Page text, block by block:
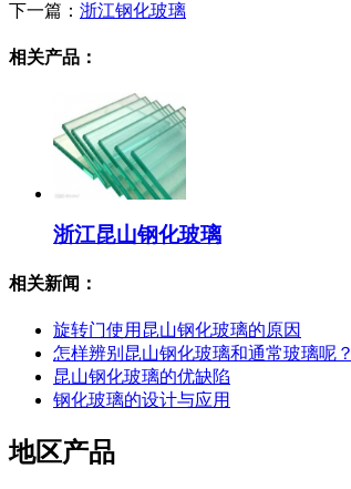
下一篇： 浙江钢化玻璃
相关产品：
浙江昆山钢化玻璃
相关新闻：
旋转门使用昆山钢化玻璃的原因
怎样辨别昆山钢化玻璃和通常玻璃呢？
昆山钢化玻璃的优缺陷
钢化玻璃的设计与应用
地区产品